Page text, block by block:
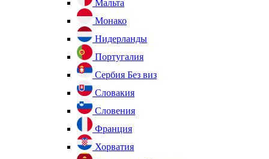
Мальта
Монако
Нидерланды
Португалия
Сербия Без виз
Словакия
Словения
Франция
Хорватия